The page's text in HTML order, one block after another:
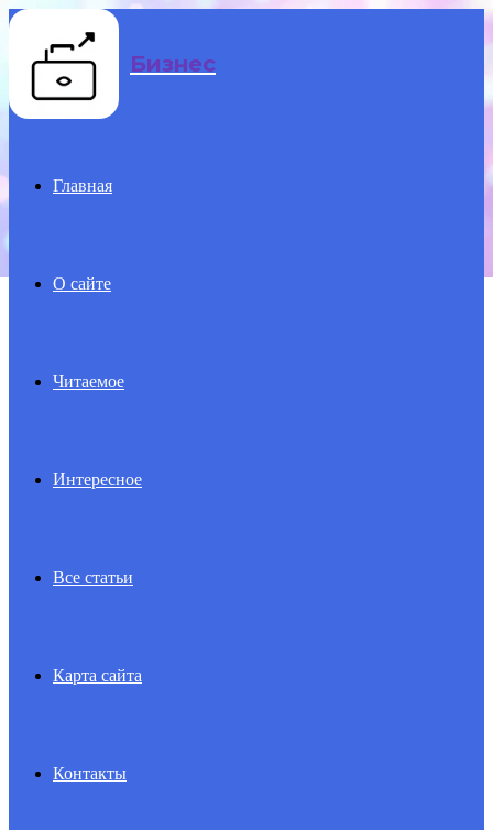
Menu Бизнес
Главная
О сайте
Читаемое
Интересное
Все статьи
Карта сайта
Контакты